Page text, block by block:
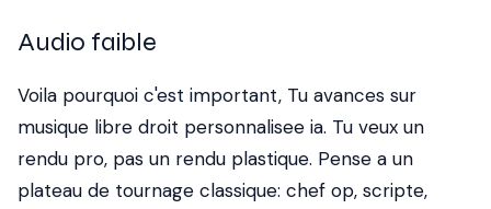
Audio faible
Voila pourquoi c'est important, Tu avances sur
musique libre droit personnalisee ia. Tu veux un
rendu pro, pas un rendu plastique. Pense a un
plateau de tournage classique: chef op, scripte,